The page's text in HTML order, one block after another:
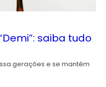
saiba tudo
gerações e se mantém